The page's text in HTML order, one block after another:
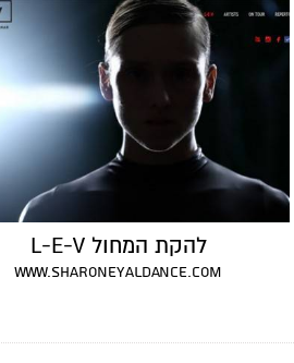
להקת המחול L-E-V
www.sharoneyaldance.com